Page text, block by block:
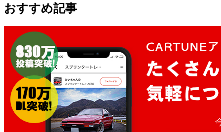
おすすめ記事